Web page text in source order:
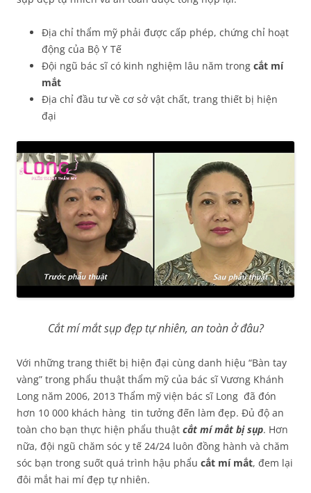
Địa chỉ thẩm mỹ phải được cấp phép, chứng chỉ hoạt
động của Bộ Y Tế
Đội ngũ bác sĩ có kinh nghiệm lâu năm trong cắt mí
mắt
Địa chỉ đầu tư về cơ sở vật chất, trang thiết bị hiện
đại
Cắt mí mắt sụp đẹp tự nhiên, an toàn ở đâu?
Với những trang thiết bị hiện đại cùng danh hiệu “Bàn tay
vàng” trong phẩu thuật thẩm mỹ của bác sĩ Vương Khánh
Long năm 2006, 2013 Thẩm mỹ viện bác sĩ Long đã đón
hơn 10 000 khách hàng tin tưởng đến làm đẹp. Đủ độ an
toàn cho bạn thực hiện phẩu thuật cắt mí mắt bị sụp. Hơn
nữa, đội ngũ chăm sóc y tế 24/24 luôn đồng hành và chăm
sóc bạn trong suốt quá trình hậu phẩu cắt mí mắt, đem lại
đôi mắt hai mí đẹp tự nhiên.